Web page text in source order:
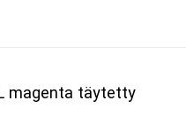
magenta täytetty